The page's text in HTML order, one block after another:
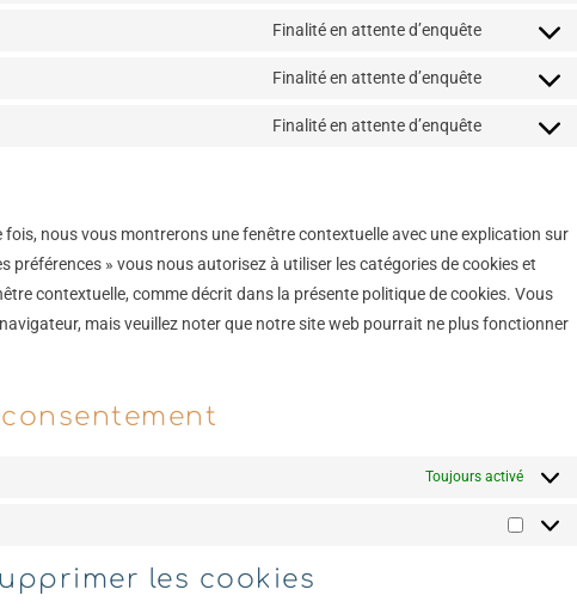
Finalité en attente d’enquête
Finalité en attente d’enquête
Finalité en attente d’enquête
nous vous montrerons une fenêtre contextuelle avec une explication sur
préférences » vous nous autorisez à utiliser les catégories de cookies et
contextuelle, comme décrit dans la présente politique de cookies. Vous
mais veuillez noter que notre site web pourrait ne plus fonctionner
consentement
Toujours activé
les cookies